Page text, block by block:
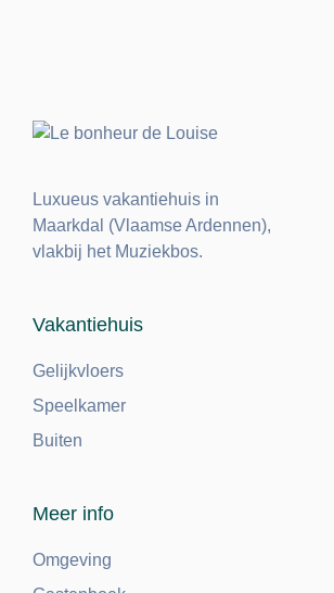
Luxueus vakantiehuis in
Maarkdal (Vlaamse Ardennen),
vlakbij het Muziekbos.
Vakantiehuis
Gelijkvloers
Speelkamer
Buiten
Meer info
Omgeving